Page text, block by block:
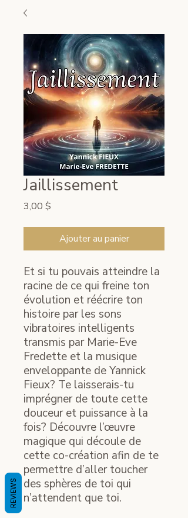
Jaillissement
3,00 $
Ajouter au panier
Et si tu pouvais atteindre la
racine de ce qui freine ton
évolution et réécrire ton
histoire par les sons
vibratoires intelligents
transmis par Marie-Eve
Fredette et la musique
enveloppante de Yannick
Fieux? Te laisserais-tu
imprégner de toute cette
douceur et puissance à la
fois? Découvre l’œuvre
magique qui découle de
cette co-création afin de te
permettre d’aller toucher
des sphères de toi qui
n’attendent que toi.
REVIEWS